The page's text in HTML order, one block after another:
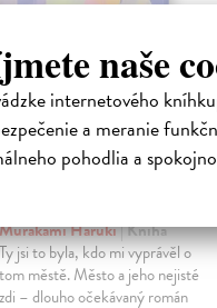
naše
internetového
a meranie
pohodlia a
Město a jeho nejisté
Haruki| Kniha
jsi to byla, kdo mi vyprávěl o
tom městě. Město a jeho nejisté
zdi – dlouho očekávaný román